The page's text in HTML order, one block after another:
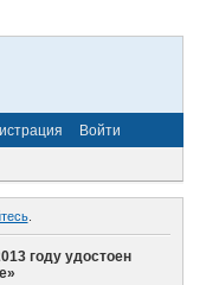
Войти
.
году удостоен